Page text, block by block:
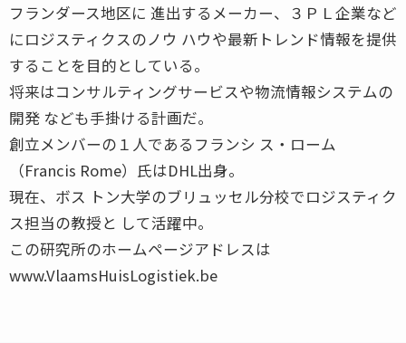
フランダース地区に 進出するメーカー、３ＰＬ企業など
にロジスティクスのノウ ハウや最新トレンド情報を提供
することを目的としている。
将来はコンサルティングサービスや物流情報システムの
開発 なども手掛ける計画だ。
創立メンバーの１人であるフランシ ス・ローム
（Francis Rome）氏はDHL出身。
現在、ボス トン大学のブリュッセル分校でロジスティク
ス担当の教授と して活躍中。
この研究所のホームページアドレスは
www.VlaamsHuisLogistiek.be